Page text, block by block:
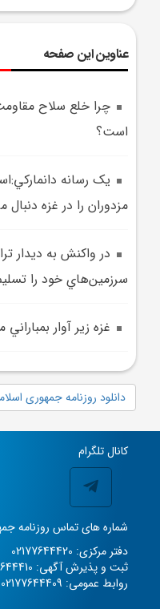
عناوین این صفحه
چرا خلع سلاح
است؟
يک رسانه
مزدوران را در غزه دنبال
در واکنش به ديدار
سرزمين‌هاي خود را
غزه زير آوار بمباراني معادل 8
دانلود روزنامه جمهوری اسلامی یکشنبه 1404/
کانال تلگرام
شماره های تماس روزنامه
دفتر مرکزی: 02177644420
ثبت و پذیرش آگهی: 02177644410
روابط عمومی: 02177644409